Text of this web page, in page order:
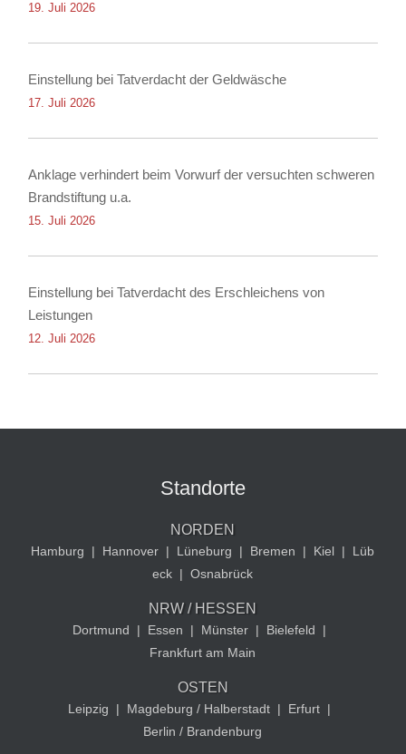
19. Juli 2026
Einstellung bei Tatverdacht der Geldwäsche
17. Juli 2026
Anklage verhindert beim Vorwurf der versuchten schweren
Brandstiftung u.a.
15. Juli 2026
Einstellung bei Tatverdacht des Erschleichens von
Leistungen
12. Juli 2026
Standorte
NORDEN
Hamburg | Hannover | Lüneburg | Bremen | Kiel |
Lüb
eck | Osnabrück
NRW / HESSEN
Dortmund | Essen | Münster | Bielefeld
|
Frankfurt am Main
OSTEN
Leipzig | Magdeburg / Halberstadt | Erfurt |
Berlin / Brandenburg